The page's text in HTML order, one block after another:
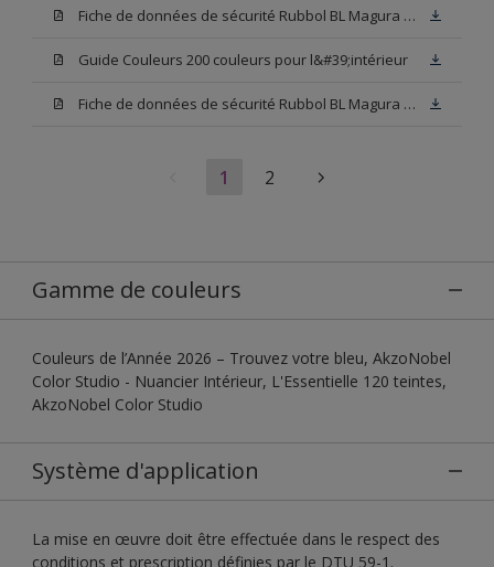
Fiche de données de sécurité Rubbol BL Magura Blanc
Guide Couleurs 200 couleurs pour l&#39;intérieur
Fiche de données de sécurité Rubbol BL Magura Base N00
1 2
Gamme de couleurs
Couleurs de l’Année 2026 – Trouvez votre bleu, AkzoNobel
Color Studio - Nuancier Intérieur, L'Essentielle 120 teintes,
AkzoNobel Color Studio
Système d'application
La mise en œuvre doit être effectuée dans le respect des
conditions et prescription définies par le DTU 59-1.